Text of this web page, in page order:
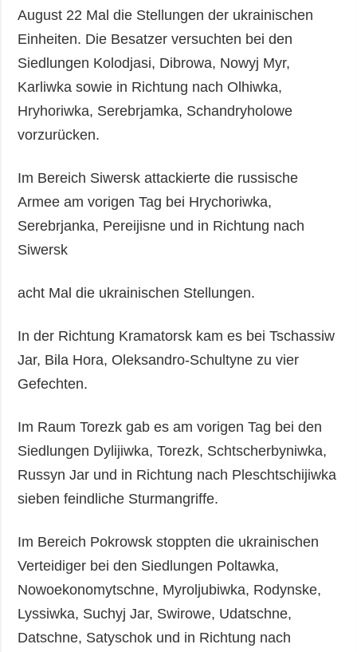
August 22 Mal die Stellungen der ukrainischen
Einheiten. Die Besatzer versuchten bei den
Siedlungen Kolodjasi, Dibrowa, Nowyj Myr,
Karliwka sowie in Richtung nach Olhiwka,
Hryhoriwka, Serebrjamka, Schandryholowe
vorzurücken.
Im Bereich Siwersk attackierte die russische
Armee am vorigen Tag bei Hrychoriwka,
Serebrjanka, Pereijisne und in Richtung nach
Siwersk
acht Mal die ukrainischen Stellungen.
In der Richtung Kramatorsk kam es bei Tschassiw
Jar, Bila Hora, Oleksandro-Schultyne zu vier
Gefechten.
Im Raum Torezk gab es am vorigen Tag bei den
Siedlungen Dylijiwka, Torezk, Schtscherbyniwka,
Russyn Jar und in Richtung nach Pleschtschijiwka
sieben feindliche Sturmangriffe.
Im Bereich Pokrowsk stoppten die ukrainischen
Verteidiger bei den Siedlungen Poltawka,
Nowoekonomytschne, Myroljubiwka, Rodynske,
Lyssiwka, Suchyj Jar, Swirowe, Udatschne,
Datschne, Satyschok und in Richtung nach